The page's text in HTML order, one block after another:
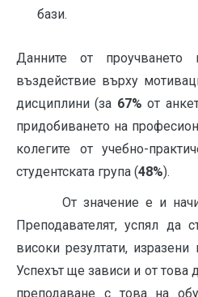
бази.
Данните от проучването
въздействие върху
дисциплини (за 67% от
придобиването на
колегите от учебно-
студентската група (48%).
От значение е и
Преподавателят, успял да
високи резултати,
Успехът ще зависи и от това
преподаване с това на